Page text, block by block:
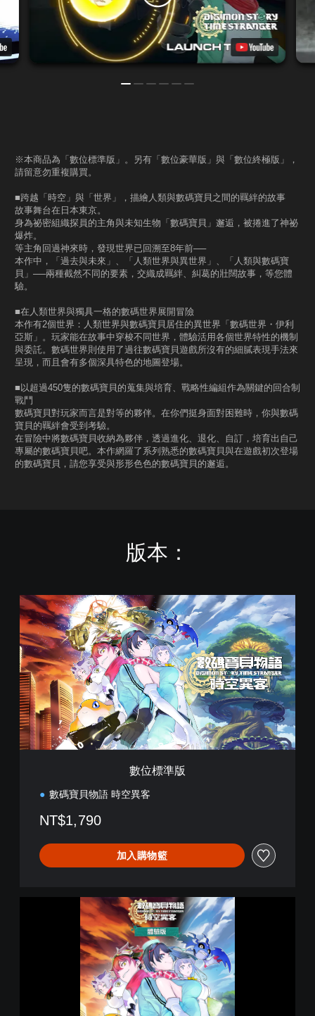
※本商品為「數位標準版」。另有「數位豪華版」與「數位終極版」，
請留意勿重複購買。
■跨越「時空」與「世界」，描繪人類與數碼寶貝之間的羈絆的故事
故事舞台在日本東京。
身為祕密組織探員的主角與未知生物「數碼寶貝」邂逅，被捲進了神祕
爆炸。
等主角回過神來時，發現世界已回溯至8年前──
本作中，「過去與未來」、「人類世界與異世界」、「人類與數碼寶
貝」──兩種截然不同的要素，交織成羈絆、糾葛的壯闊故事，等您體
驗。
■在人類世界與獨具一格的數碼世界展開冒險
本作有2個世界：人類世界與數碼寶貝居住的異世界「數碼世界・伊利
亞斯」。玩家能在故事中穿梭不同世界，體驗活用各個世界特性的機制
與委託。數碼世界則使用了過往數碼寶貝遊戲所沒有的細膩表現手法來
呈現，而且會有多個深具特色的地圖登場。
■以超過450隻的數碼寶貝的蒐集與培育、戰略性編組作為關鍵的回合制
戰鬥
數碼寶貝對玩家而言是對等的夥伴。在你們挺身面對困難時，你與數碼
寶貝的羈絆會受到考驗。
在冒險中將數碼寶貝收納為夥伴，透過進化、退化、自訂，培育出自己
專屬的數碼寶貝吧。本作網羅了系列熟悉的數碼寶貝與在遊戲初次登場
的數碼寶貝，請您享受與形形色色的數碼寶貝的邂逅。
版本：
數
位
標
準
版
數位標準版
數碼寶貝物語 時空異客
NT$1,790
加入購物籃